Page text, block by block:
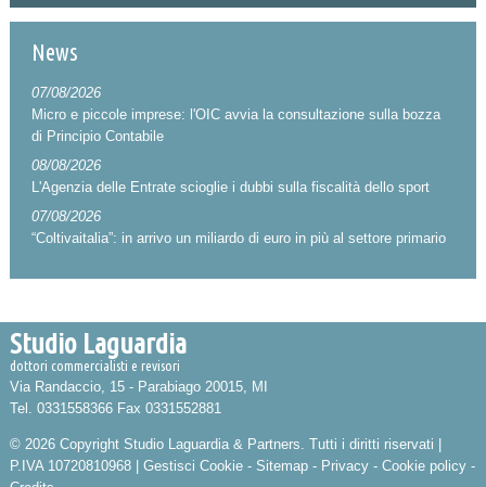
News
07/08/2026
Micro e piccole imprese: l'OIC avvia la consultazione sulla bozza
di Principio Contabile
08/08/2026
L'Agenzia delle Entrate scioglie i dubbi sulla fiscalità dello sport
07/08/2026
“Coltivaitalia”: in arrivo un miliardo di euro in più al settore primario
Studio Laguardia
dottori commercialisti e revisori
Via Randaccio, 15 - Parabiago 20015, MI
Tel. 0331558366Fax 0331552881
© 2026 Copyright Studio Laguardia & Partners. Tutti i diritti riservati |
P.IVA 10720810968 | Gestisci Cookie- Sitemap- Privacy- Cookie policy-